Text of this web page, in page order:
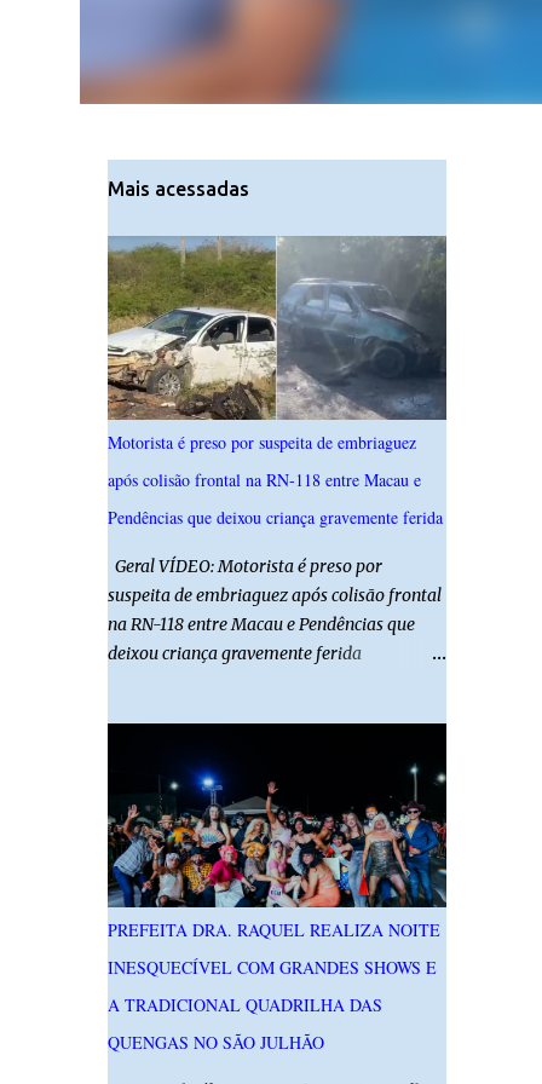
Mais acessadas
Motorista é preso por suspeita de embriaguez
após colisão frontal na RN-118 entre Macau e
Pendências que deixou criança gravemente ferida
Geral VÍDEO: Motorista é preso por
suspeita de embriaguez após colisão frontal
na RN-118 entre Macau e Pendências que
deixou criança gravemente ferida
embriagado após um acidente que deixou
uma criança de 11 anos gravemente ferida
na manhã deste sábado (1º), na RN-118,
entre Macau e Pendências. Segundo a Polícia
Militar, dois carros que seguiam em sentidos
opostos bateram de frente. Um dos
condutores apresentava sinais de
embriaguez, foi levado ao Hospital Regional
Tarcísio Maia, em Mossoró, e autuado em
flagrante. O exame pericial para confirmar a
presença de álcool no organismo está em
PREFEITA DRA. RAQUEL REALIZA NOITE
INESQUECÍVEL COM GRANDES SHOWS E
A TRADICIONAL QUADRILHA DAS
QUENGAS NO SÃO JULHÃO